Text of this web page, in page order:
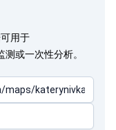
用于
或一次性分析。